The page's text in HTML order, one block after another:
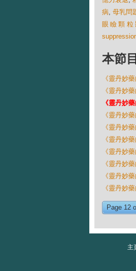
病, 母乳問
眼瞼顆粒
本節
《靈丹妙
《靈丹妙
《靈丹妙
《靈丹妙
《靈丹妙
《靈丹妙
《靈丹妙
《靈丹妙
《靈丹妙
《靈丹妙
Page 12
主